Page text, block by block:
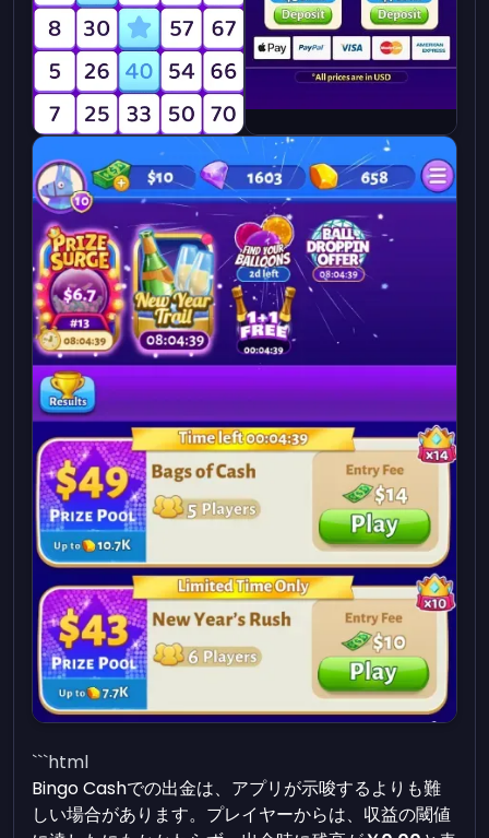
```html
Bingo Cashでの出金は、アプリが示唆するよりも難
しい場合があります。プレイヤーからは、収益の閾値